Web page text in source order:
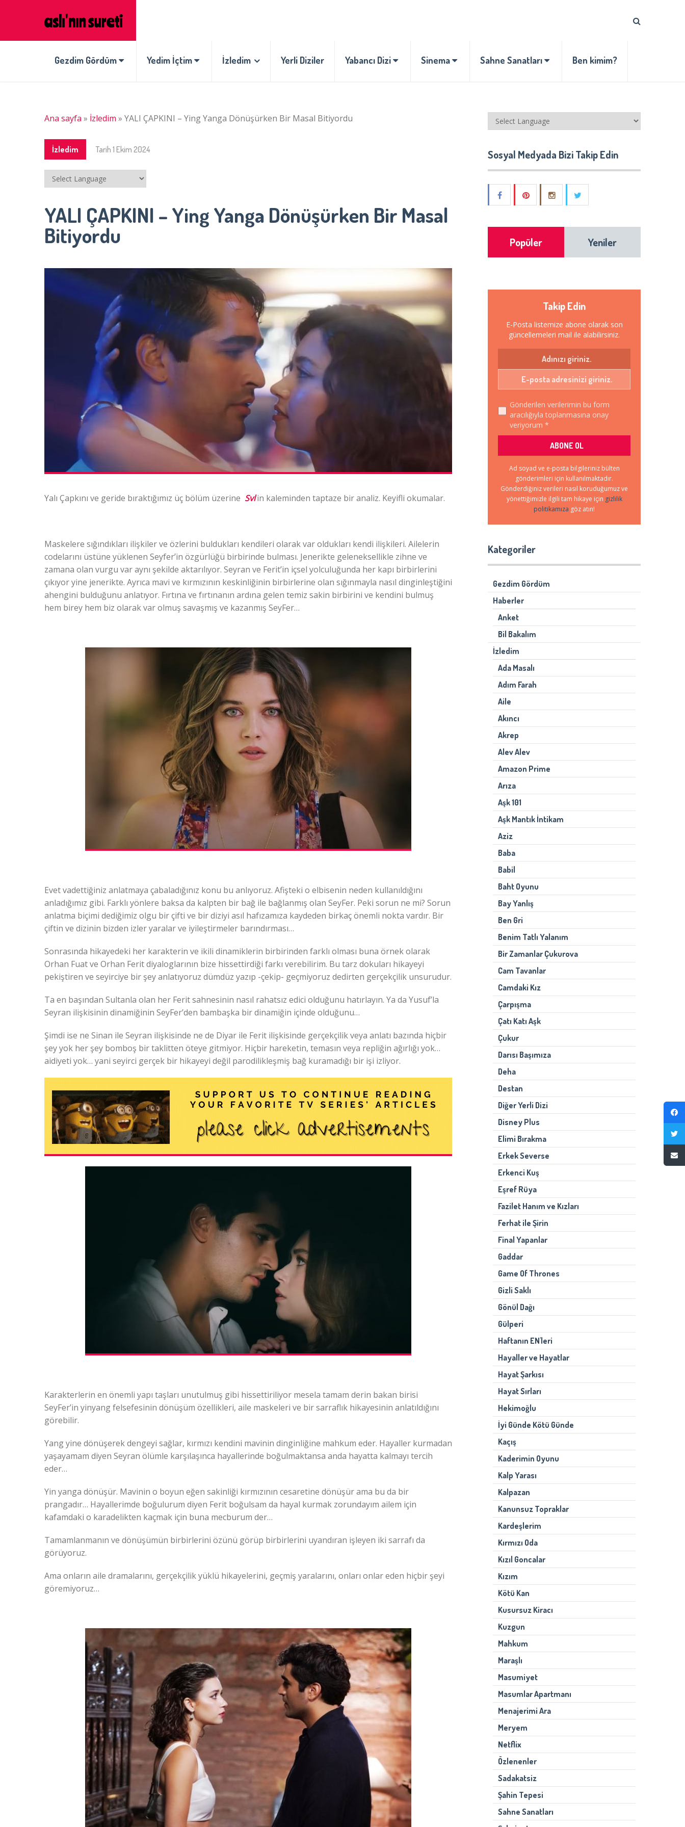
Gezdim Gördüm Yedim İçtim İzledim Yerli Diziler Yabancı Dizi Sinema Sahne Sanatları Ben kimim?
Ana sayfa » İzledim » YALI ÇAPKINI – Ying Yanga Dönüşürken Bir Masal Bitiyordu
İzledim Tarih 1 Ekim 2024
YALI ÇAPKINI – Ying Yanga Dönüşürken Bir Masal
Bitiyordu
Yalı Çapkını ve geride bıraktığımız üç bölüm üzerine Svl‘in kaleminden taptaze bir analiz. Keyifli okumalar.
Maskelere sığındıkları ilişkiler ve özlerini buldukları kendileri olarak var oldukları kendi ilişkileri. Ailelerin
codelarını üstüne yüklenen Seyfer’in özgürlüğü birbirinde bulması. Jenerikte geleneksellikle zihne ve
zamana olan vurgu var aynı şekilde aktarılıyor. Seyran ve Ferit’in içsel yolculuğunda her kapı birbirlerini
çıkıyor yine jenerikte. Ayrıca mavi ve kırmızının keskinliğinin birbirlerine olan sığınmayla nasıl dinginleştiğini
ahengini bulduğunu anlatıyor. Fırtına ve fırtınanın ardına gelen temiz sakin birbirini ve kendini bulmuş
hem birey hem biz olarak var olmuş savaşmış ve kazanmış SeyFer…
Evet vadettiğiniz anlatmaya çabaladığınız konu bu anlıyoruz. Afişteki o elbisenin neden kullanıldığını
anladığımız gibi. Farklı yönlere baksa da kalpten bir bağ ile bağlanmış olan SeyFer. Peki sorun ne mi? Sorun
anlatma biçimi dediğimiz olgu bir çifti ve bir diziyi asıl hafızamıza kaydeden birkaç önemli nokta vardır. Bir
çiftin ve dizinin bizden izler yaralar ve iyileştirmeler barındırması…
Sonrasında hikayedeki her karakterin ve ikili dinamiklerin birbirinden farklı olması buna örnek olarak
Orhan Fuat ve Orhan Ferit diyaloglarının bize hissettirdiği farkı verebilirim. Bu tarz dokuları hikayeyi
pekiştiren ve seyirciye bir şey anlatıyoruz dümdüz yazıp -çekip- geçmiyoruz dedirten gerçekçilik unsurudur.
Ta en başından Sultanla olan her Ferit sahnesinin nasıl rahatsız edici olduğunu hatırlayın. Ya da Yusuf’la
Seyran ilişkisinin dinamiğinin SeyFer’den bambaşka bir dinamiğin içinde olduğunu…
Şimdi ise ne Sinan ile Seyran ilişkisinde ne de Diyar ile Ferit ilişkisinde gerçekçilik veya anlatı bazında hiçbir
şey yok her şey bomboş bir taklitten öteye gitmiyor. Hiçbir hareketin, temasın veya repliğin ağırlığı yok…
aidiyeti yok… yani seyirci gerçek bir hikayeyi değil parodilikleşmiş bağ kuramadığı bir işi izliyor.
Karakterlerin en önemli yapı taşları unutulmuş gibi hissettiriliyor mesela tamam derin bakan birisi
SeyFer’in yinyang felsefesinin dönüşüm özellikleri, aile maskeleri ve bir sarraflık hikayesinin anlatıldığını
görebilir.
Yang yine dönüşerek dengeyi sağlar, kırmızı kendini mavinin dinginliğine mahkum eder. Hayaller kurmadan
yaşayamam diyen Seyran ölümle karşılaşınca hayallerinde boğulmaktansa anda hayatta kalmayı tercih
eder…
Yin yanga dönüşür. Mavinin o boyun eğen sakinliği kırmızının cesaretine dönüşür ama bu da bir
prangadır… Hayallerimde boğulurum diyen Ferit boğulsam da hayal kurmak zorundayım ailem için
kafamdaki o karadelikten kaçmak için buna mecburum der…
Tamamlanmanın ve dönüşümün birbirlerini özünü görüp birbirlerini uyandıran işleyen iki sarrafı da
görüyoruz.
Ama onların aile dramalarını, gerçekçilik yüklü hikayelerini, geçmiş yaralarını, onları onlar eden hiçbir şeyi
göremiyoruz…
Sosyal Medyada Bizi Takip Edin
Popüler Yeniler
Takip Edin
E-Posta listemize abone olarak son
güncellemeleri mail ile alabilirsiniz.
Gönderilen verilerimin bu form
aracılığıyla toplanmasına onay
veriyorum *
Ad soyad ve e-posta bilgileriniz bülten
gönderimleri için kullanılmaktadır.
Gönderdiğiniz verileri nasıl koruduğumuz ve
yönettiğimizle ilgili tam hikaye için gizlilik
politikamıza göz atın!
Kategoriler
Gezdim Gördüm
Haberler
Anket
Bil Bakalım
İzledim
Ada Masalı
Adım Farah
Aile
Akıncı
Akrep
Alev Alev
Amazon Prime
Arıza
Aşk 101
Aşk Mantık İntikam
Aziz
Baba
Babil
Baht Oyunu
Bay Yanlış
Ben Gri
Benim Tatlı Yalanım
Bir Zamanlar Çukurova
Cam Tavanlar
Camdaki Kız
Çarpışma
Çatı Katı Aşk
Çukur
Darısı Başımıza
Deha
Destan
Diğer Yerli Dizi
Disney Plus
Elimi Bırakma
Erkek Severse
Erkenci Kuş
Eşref Rüya
Fazilet Hanım ve Kızları
Ferhat ile Şirin
Final Yapanlar
Gaddar
Game Of Thrones
Gizli Saklı
Gönül Dağı
Gülperi
Haftanın EN'leri
Hayaller ve Hayatlar
Hayat Şarkısı
Hayat Sırları
Hekimoğlu
İyi Günde Kötü Günde
Kaçış
Kaderimin Oyunu
Kalp Yarası
Kalpazan
Kanunsuz Topraklar
Kardeşlerim
Kırmızı Oda
Kızıl Goncalar
Kızım
Kötü Kan
Kusursuz Kiracı
Kuzgun
Mahkum
Maraşlı
Masumiyet
Masumlar Apartmanı
Menajerimi Ara
Meryem
Netflix
Özlenenler
Sadakatsiz
Şahin Tepesi
Sahne Sanatları